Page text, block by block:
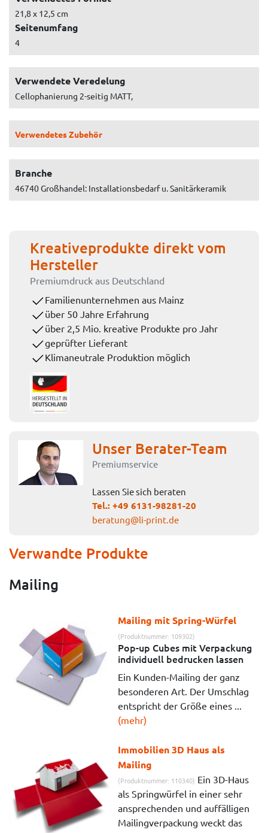
21,8 x 12,5 cm
Seitenumfang
4
Verwendete Veredelung
Cellophanierung 2-seitig MATT,
Verwendetes Zubehör
Branche
46740 Großhandel: Installationsbedarf u. Sanitärkeramik
Kreativeprodukte direkt vom
Hersteller
Premiumdruck aus Deutschland
Familienunternehmen aus Mainz
über 50 Jahre Erfahrung
über 2,5 Mio. kreative Produkte pro Jahr
geprüfter Lieferant
Klimaneutrale Produktion möglich
Unser Berater-Team
Premiumservice
Lassen Sie sich beraten
Tel.:+49 6131-98281-20
beratung@li-print.de
Verwandte Produkte
Mailing
Mailing mit Spring-Würfel
(Produktnummer: 109302)
Pop-up Cubes mit Verpackung
individuell bedrucken lassen
Ein Kunden-Mailing der ganz
besonderen Art. Der Umschlag
entspricht der Größe eines ...
(mehr)
Immobilien 3D Haus als
Mailing
(Produktnummer: 110340) Ein 3D-Haus
als Springwürfel in einer sehr
ansprechenden und auffälligen
Mailingverpackung weckt das